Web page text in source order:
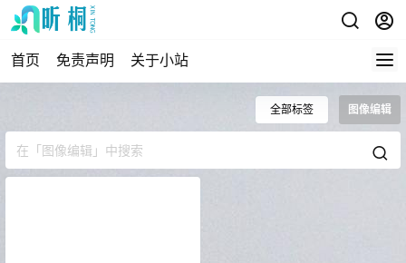
首页 免责声明 关于小站
全部标签 图像编辑